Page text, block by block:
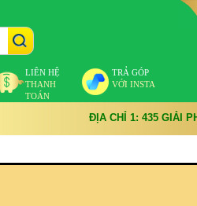
LIÊN HỆ
THANH
TOÁN
TRẢ GÓP
VỚI INSTA
ĐỊA CHỈ 1: 435 GIẢI